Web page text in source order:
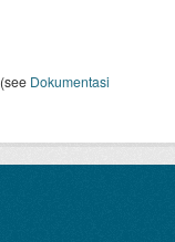
(see Dokumentasi